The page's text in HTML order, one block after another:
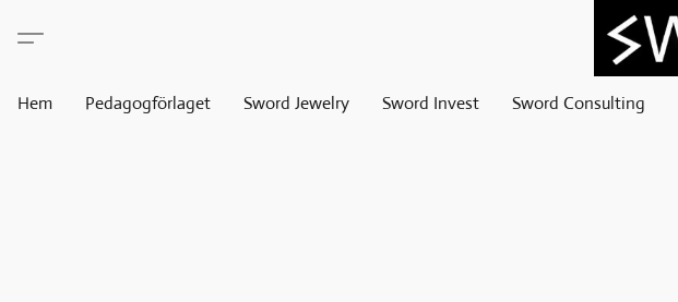
Hem Pedagogförlaget Sword Jewelry Sword Invest Sword Consulting